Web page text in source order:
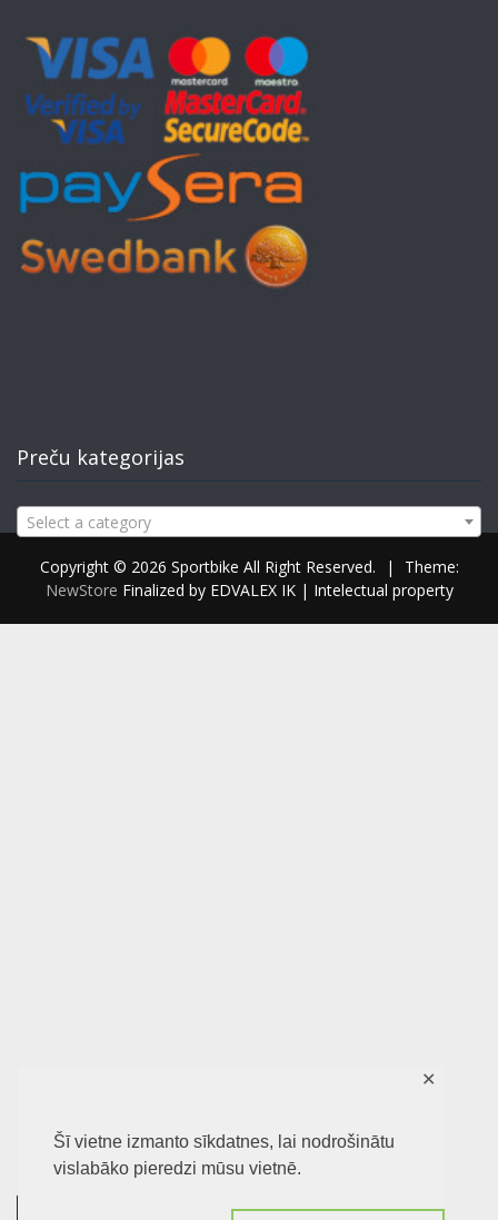
Šī vietne izmanto sīkdatnes, lai nodrošinātu
vislabāko pieredzi mūsu vietnē.
✕
Preču kategorijas
Select a category
Copyright © 2026 Sportbike All Right Reserved. |
Theme:
NewStore Finalized by EDVALEX IK | Intelectual property